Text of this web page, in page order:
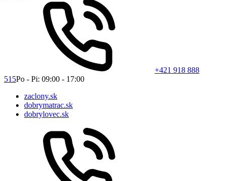
+421 918 888
515Po - Pi: 09:00 - 17:00
zaclony.sk
dobrymatrac.sk
dobrylovec.sk